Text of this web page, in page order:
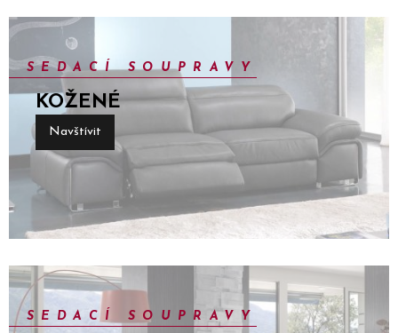
SEDACÍ SOUPRAVY
KOŽENÉ
Navštívit
SEDACÍ SOUPRAVY